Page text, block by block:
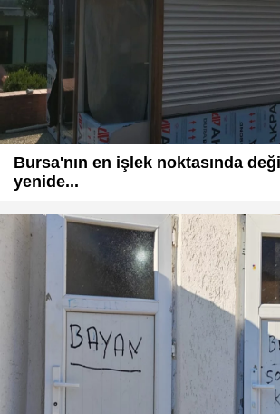
Bursa'nın en işlek noktasında
yenide...